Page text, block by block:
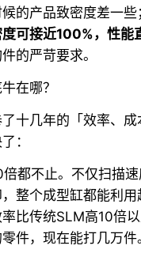
的产品致密度差一些
可接近100%，性能
的严苛要求。
在哪？
十几年的「效率、
：
都不止。不仅扫描
整个成型缸都能利
比传统SLM高10倍
件，现在能打几万件